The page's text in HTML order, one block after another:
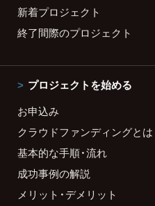
新着プロジェクト
終了間際のプロジェクト
プロジェクトを始める
お申込み
クラウドファンディングとは
基本的な手順・流れ
成功事例の解説
メリット・デメリット